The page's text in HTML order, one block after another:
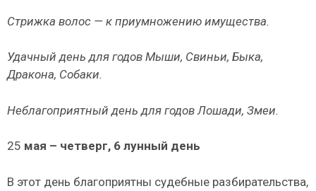
Стрижка волос — к приумножению имущества.
Удачный день для годов Мыши, Свиньи, Быка,
Дракона, Собаки.
Неблагоприятный день для годов Лошади, Змеи.
25 мая – четверг, 6 лунный день
В этот день благоприятны судебные разбирательства,